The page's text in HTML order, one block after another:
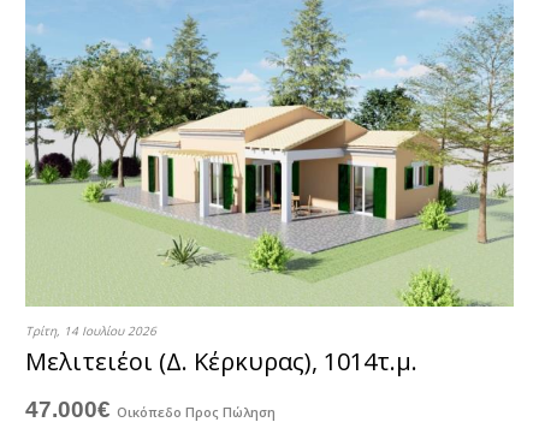
Τρίτη, 14 Ιουλίου 2026
Μελιτειέοι (Δ. Κέρκυρας), 1014τ.μ.
47.000€Οικόπεδο Προς Πώληση